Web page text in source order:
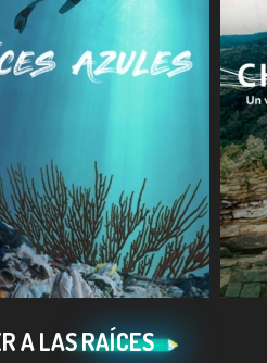
A LAS RAÍCES